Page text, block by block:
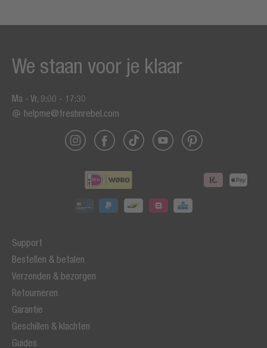
Support
Bestellen & betalen
Verzenden & bezorgen
Retourneren
Garantie
Geschillen & klachten
Guides
We staan voor je klaar
Ma - Vr, 9:00 - 17:30
helpme@freshnrebel.com